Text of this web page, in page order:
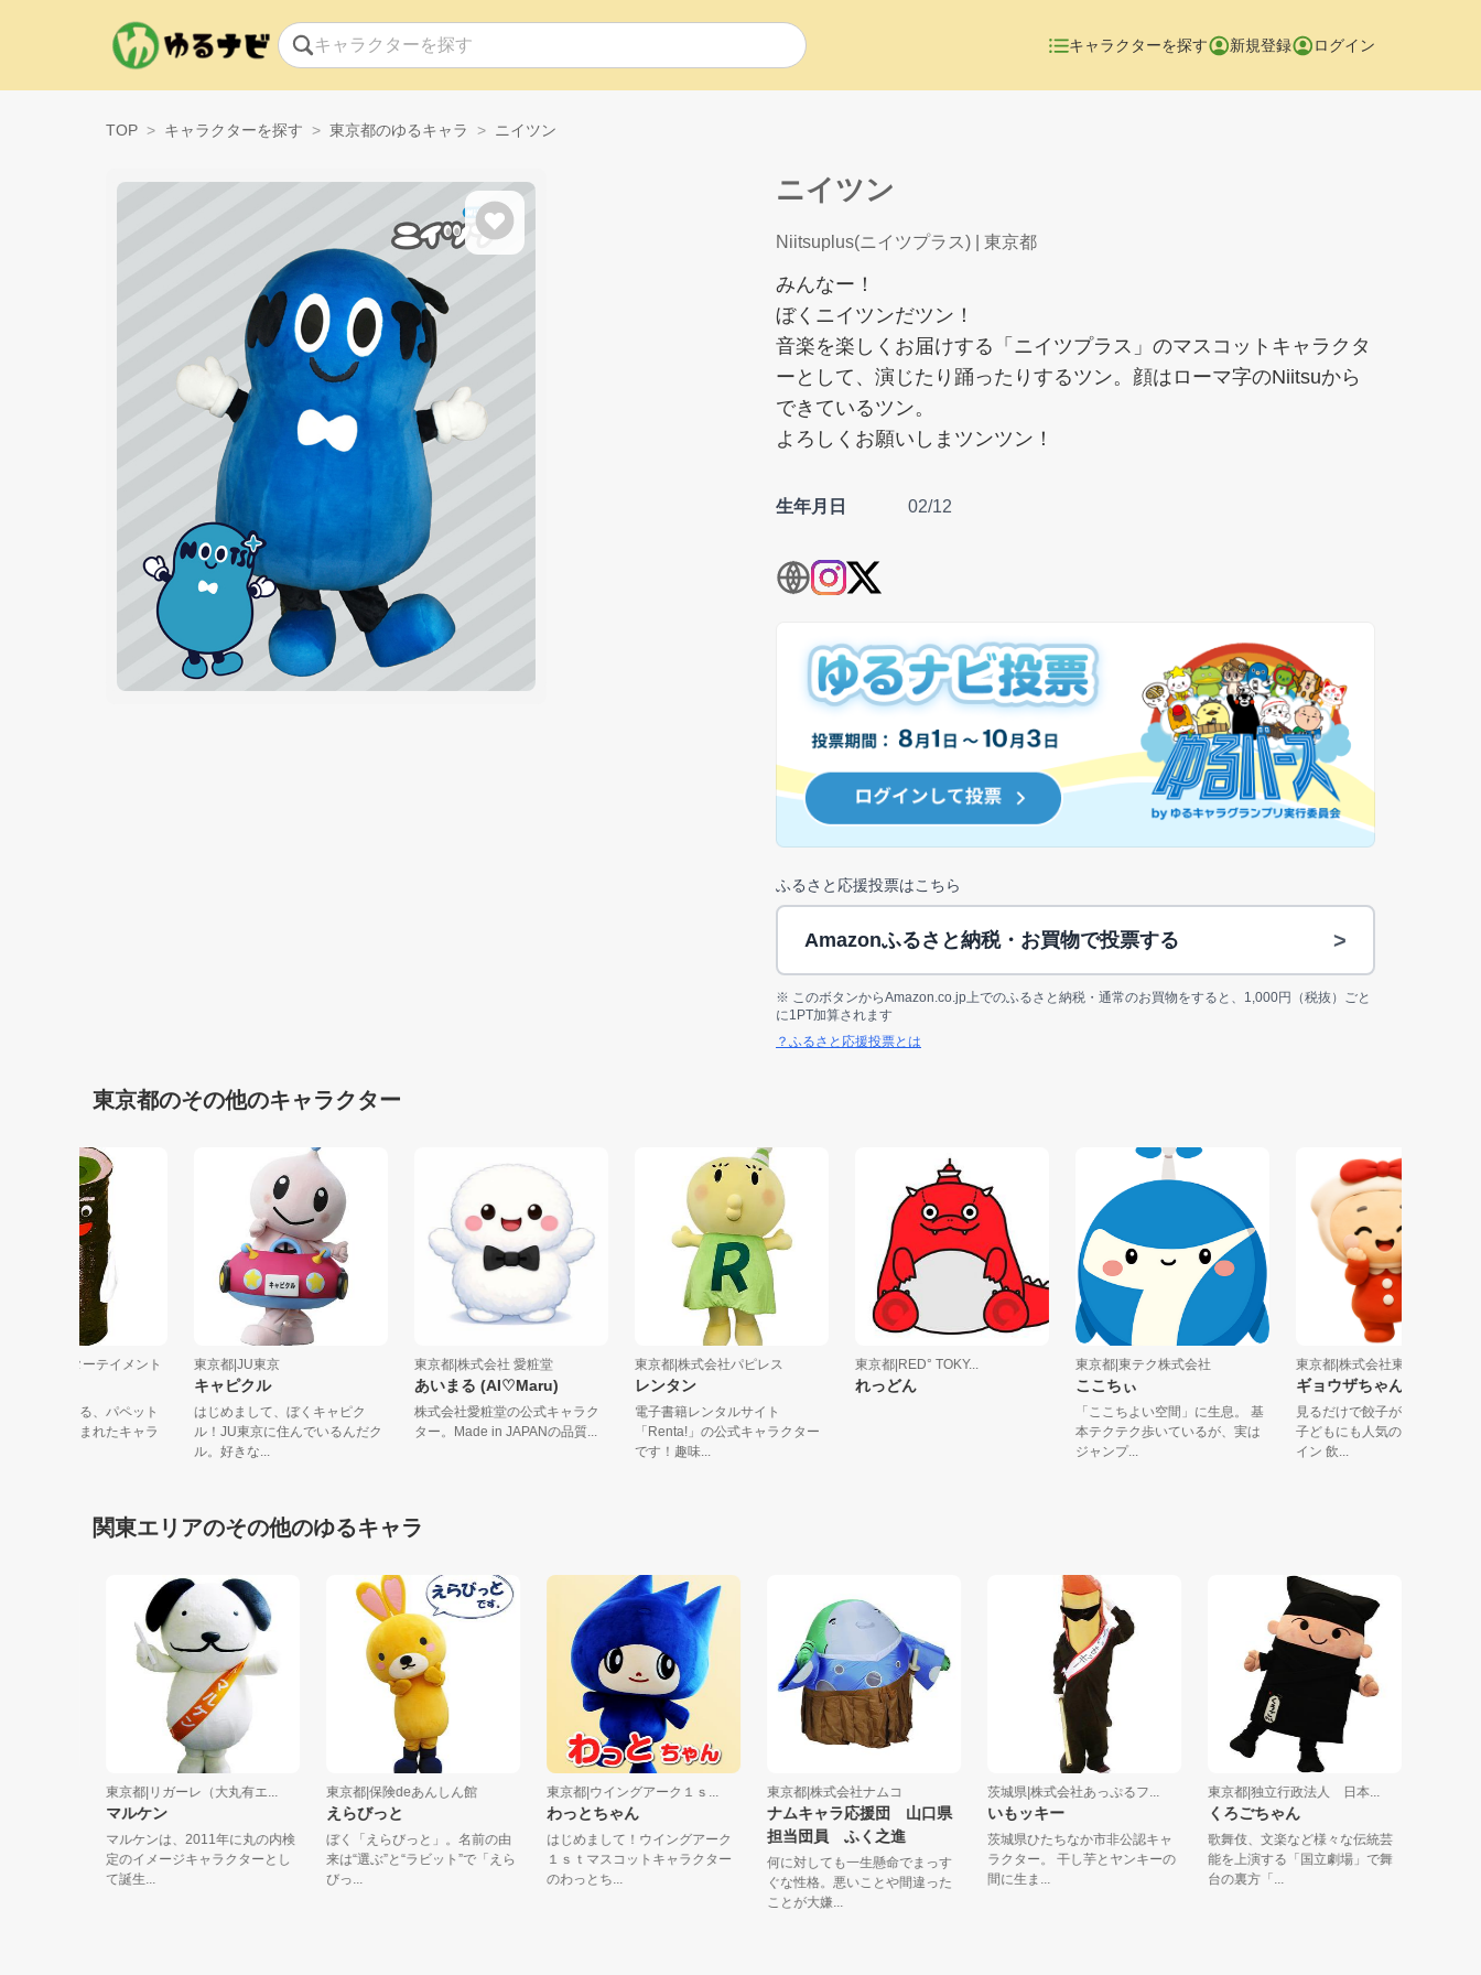
キャラクターを探す 新規登録 ログイン
TOP キャラクターを探す 東京都のゆるキャラ ニイツン
ニイツン
Niitsuplus(ニイツプラス) | 東京都
みんなー！
ぼくニイツンだツン！
音楽を楽しくお届けする「ニイツプラス」のマスコットキャラクタ
ーとして、演じたり踊ったりするツン。顔はローマ字のNiitsuから
できているツン。
よろしくお願いしまツンツン！
生年月日 02/12
ふるさと応援投票はこちら
Amazonふるさと納税・お買物で投票する >
※ このボタンからAmazon.co.jp上でのふるさと納税・通常のお買物をすると、1,000円（税抜）ごと
に1PT加算されます
？ふるさと応援投票とは
東京都のその他のキャラクター
東京都|笑子エンターテイメント
日本文化を紹介する、パペット
落語のお話から生まれたキャラ
東京都|JU東京
キャピクル
はじめまして、ぼくキャピク
ル！JU東京に住んでいるんだク
ル。好きな...
東京都|株式会社 愛粧堂
あいまる (AI♡Maru)
株式会社愛粧堂の公式キャラク
ター。Made in JAPANの品質...
東京都|株式会社パピレス
レンタン
電子書籍レンタルサイト
「Renta!」の公式キャラクター
です！趣味...
東京都|RED° TOKY...
れっどん
東京都|東テク株式会社
ここちぃ
「ここちよい空間」に生息。 基
本テクテク歩いているが、実は
ジャンプ...
東京都|株式会社東京スポ
ギョウザちゃん
見るだけで餃子が食べた
子どもにも人気のかわい
イン 飲...
関東エリアのその他のゆるキャラ
東京都|リガーレ（大丸有エ...
マルケン
マルケンは、2011年に丸の内検
定のイメージキャラクターとし
て誕生...
東京都|保険deあんしん館
えらびっと
ぼく「えらびっと」。名前の由
来は“選ぶ”と“ラビット”で「えら
びっ...
東京都|ウイングアーク１ｓ...
わっとちゃん
はじめまして！ウイングアーク
１ｓｔマスコットキャラクター
のわっとち...
東京都|株式会社ナムコ
ナムキャラ応援団 山口県
担当団員 ふく之進
何に対しても一生懸命でまっす
ぐな性格。悪いことや間違った
ことが大嫌...
茨城県|株式会社あっぷるフ...
いもッキー
茨城県ひたちなか市非公認キャ
ラクター。 干し芋とヤンキーの
間に生ま...
東京都|独立行政法人 日本...
くろごちゃん
歌舞伎、文楽など様々な伝統芸
能を上演する「国立劇場」で舞
台の裏方「...